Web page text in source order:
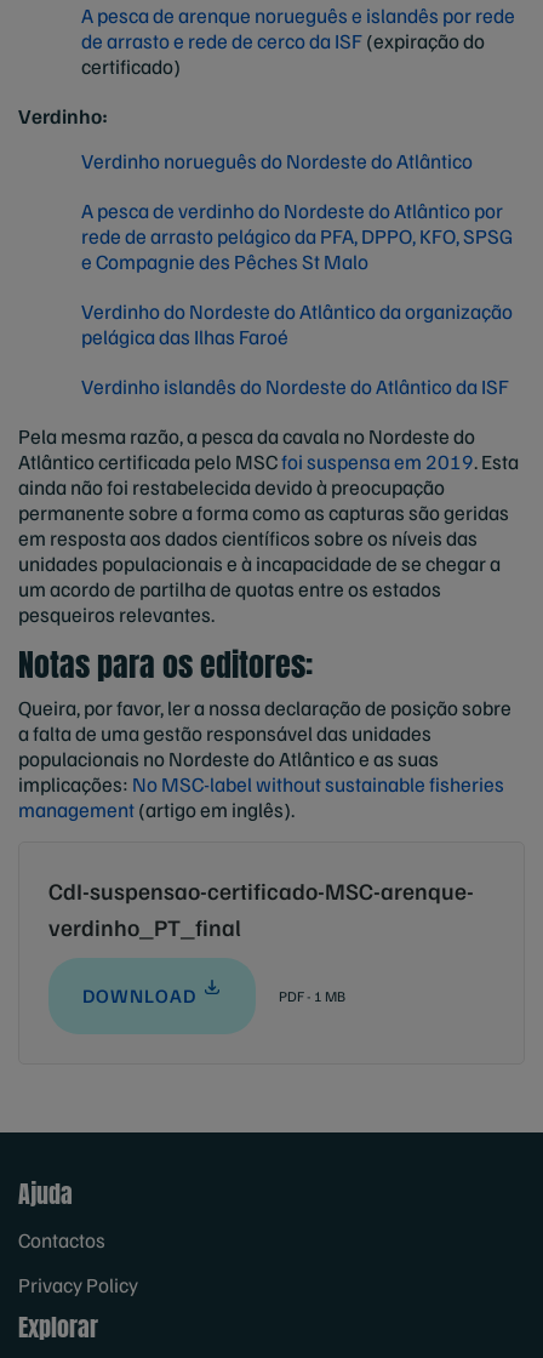
A pesca de arenque norueguês e islandês por rede
de arrasto e rede de cerco da ISF(expiração do
certificado)
Verdinho:
Verdinho norueguês do Nordeste do Atlântico
A pesca de verdinho do Nordeste do Atlântico por
rede de arrasto pelágico da PFA, DPPO, KFO, SPSG
e Compagnie des Pêches St Malo
Verdinho do Nordeste do Atlântico da organização
pelágica das Ilhas Faroé
Verdinho islandês do Nordeste do Atlântico da ISF
Pela mesma razão, a pesca da cavala no Nordeste do
Atlântico certificada pelo MSCfoi suspensa em 2019. Esta
ainda não foi restabelecida devido à preocupação
permanente sobre a forma como as capturas são geridas
em resposta aos dados científicos sobre os níveis das
unidades populacionais e à incapacidade de se chegar a
um acordo de partilha de quotas entre os estados
pesqueiros relevantes.
Notas para os editores:
Queira, por favor, ler a nossa declaração de posição sobre
a falta de uma gestão responsável das unidades
populacionais no Nordeste do Atlântico e as suas
implicações: No MSC-label without sustainable fisheries
management(artigo em inglês).
CdI-suspensao-certificado-MSC-arenque-
verdinho_PT_final
DOWNLOAD PDF - 1 MB
Ajuda
Contactos
Privacy Policy
Explorar